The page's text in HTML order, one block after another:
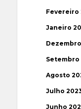
Fevereiro
Janeiro
Setembro
Agosto
Julho
Junho